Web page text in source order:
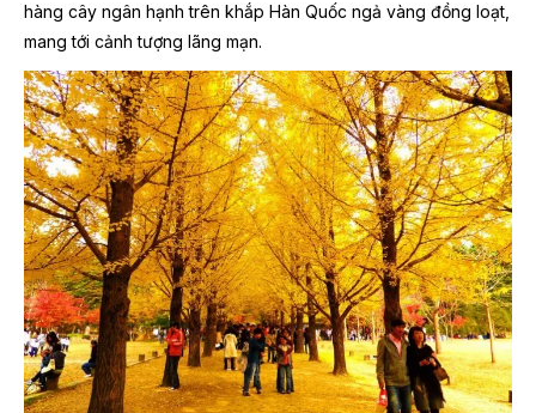
hàng cây ngân hạnh trên khắp Hàn Quốc ngả vàng đồng loạt,
mang tới cảnh tượng lãng mạn.